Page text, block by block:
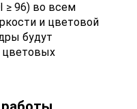
≥ 96) во всем
и цветовой
будут
цветовых